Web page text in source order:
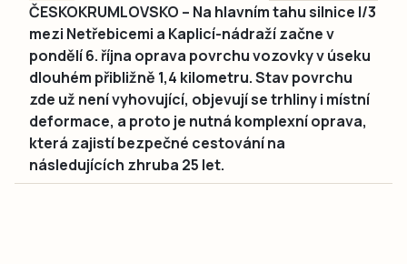
ČESKOKRUMLOVSKO – Na hlavním tahu silnice I/3
mezi Netřebicemi a Kaplicí-nádraží začne v
pondělí 6. října oprava povrchu vozovky v úseku
dlouhém přibližně 1,4 kilometru. Stav povrchu
zde už není vyhovující, objevují se trhliny i místní
deformace, a proto je nutná komplexní oprava,
která zajistí bezpečné cestování na
následujících zhruba 25 let.